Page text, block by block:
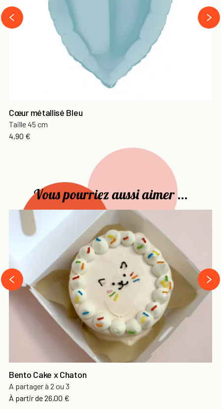
Cœur métallisé Bleu
Taille 45 cm
Prix
4,90 €
prev
next
Vous pourriez aussi aimer ...
Bento Cake x Chaton
A partager à 2 ou 3
À partir de26,00 €
‹
›